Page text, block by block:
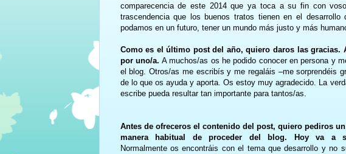
comparecencia de este 2014 que ya toca a su fin con
trascendencia que los buenos tratos tienen en el
podamos en un futuro, tener un mundo más justo y más
Como es el último post del año, quiero daros las gracias.
por uno/a.A muchos/as os he podido conocer en persona y
el blog. Otros/as me escribís y me regaláis –me sorprendéis
de lo que os ayuda y aporta. Os estoy muy agradecido. La
escribe pueda resultar tan importante para tantos/as.
Antes de ofreceros el contenido del post, quiero pediros
manera habitual de proceder del blog. Hoy va a
Normalmente os encontráis con el tema que desarrollo y no